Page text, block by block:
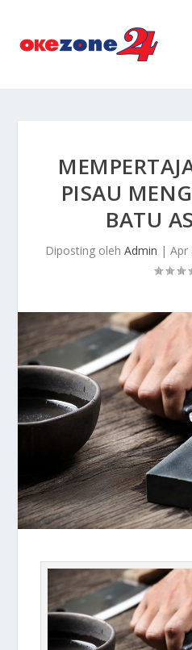
PISAU
BATU
Diposting oleh Admin | Apr